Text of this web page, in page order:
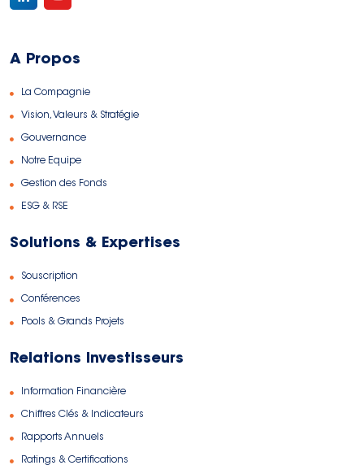
A Propos
La Compagnie
Vision, Valeurs & Stratégie
Gouvernance
Notre Equipe
Gestion des Fonds
ESG & RSE
Solutions & Expertises
Souscription
Conférences
Pools & Grands Projets
Relations Investisseurs
Information Financière
Chiffres Clés & Indicateurs
Rapports Annuels
Ratings & Certifications